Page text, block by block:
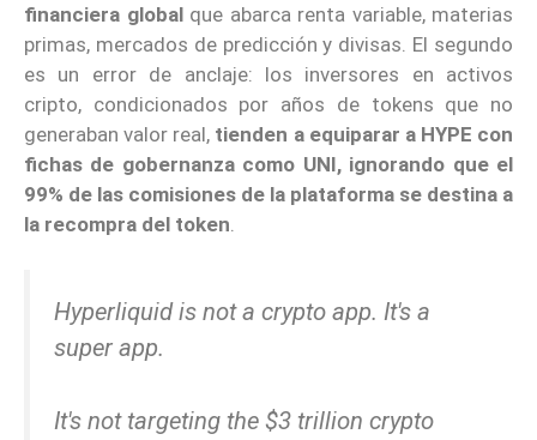
financiera globalque abarca renta variable, materias
primas, mercados de predicción y divisas. El segundo
es un error de anclaje: los inversores en activos
cripto, condicionados por años de tokens que no
generaban valor real, tienden a equiparar a HYPE con
fichas de gobernanza como UNI, ignorando que el
99% de las comisiones de la plataforma se destina a
la recompra del token
Hyperliquid is not a crypto app. It's a
super app.
It's not targeting the $3 trillion crypto